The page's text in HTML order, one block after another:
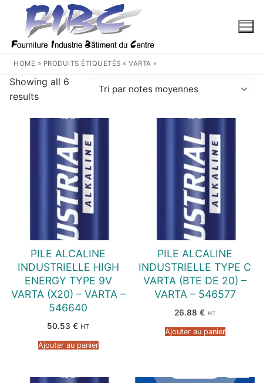
contenu
HOME » PRODUITS ÉTIQUETÉS « VARTA »
Showing all 6
results
Trié
PILE ALCALINE
INDUSTRIELLE HIGH
ENERGY TYPE 9V
VARTA (X20) – VARTA –
546640
50.53 € HT
Ajouter au panier
PILE ALCALINE
INDUSTRIELLE TYPE C
VARTA (BTE DE 20) –
VARTA – 546577
26.88 € HT
Ajouter au panier